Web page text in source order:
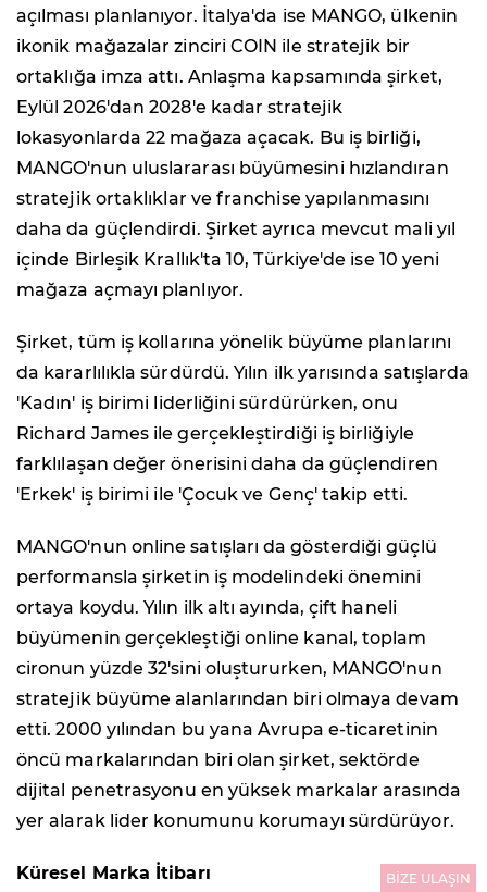
açılması planlanıyor. İtalya'da ise MANGO, ülkenin
ikonik mağazalar zinciri COIN ile stratejik bir
ortaklığa imza attı. Anlaşma kapsamında şirket,
Eylül 2026'dan 2028'e kadar stratejik
lokasyonlarda 22 mağaza açacak. Bu iş birliği,
MANGO'nun uluslararası büyümesini hızlandıran
stratejik ortaklıklar ve franchise yapılanmasını
daha da güçlendirdi. Şirket ayrıca mevcut mali yıl
içinde Birleşik Krallık'ta 10, Türkiye'de ise 10 yeni
mağaza açmayı planlıyor.
Şirket, tüm iş kollarına yönelik büyüme planlarını
da kararlılıkla sürdürdü. Yılın ilk yarısında satışlarda
'Kadın' iş birimi liderliğini sürdürürken, onu
Richard James ile gerçekleştirdiği iş birliğiyle
farklılaşan değer önerisini daha da güçlendiren
'Erkek' iş birimi ile 'Çocuk ve Genç' takip etti.
MANGO'nun online satışları da gösterdiği güçlü
performansla şirketin iş modelindeki önemini
ortaya koydu. Yılın ilk altı ayında, çift haneli
büyümenin gerçekleştiği online kanal, toplam
cironun yüzde 32'sini oluştururken, MANGO'nun
stratejik büyüme alanlarından biri olmaya devam
etti. 2000 yılından bu yana Avrupa e-ticaretinin
öncü markalarından biri olan şirket, sektörde
dijital penetrasyonu en yüksek markalar arasında
yer alarak lider konumunu korumayı sürdürüyor.
Küresel Marka İtibarı BİZE ULAŞIN